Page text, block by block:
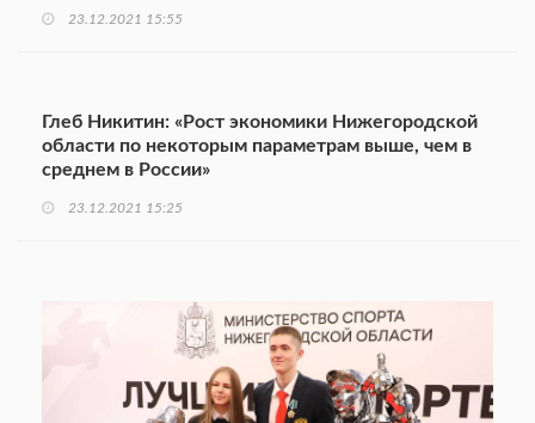
23.12.2021 15:55
Глеб Никитин: «Рост экономики Нижегородской
области по некоторым параметрам выше, чем в
среднем в России»
23.12.2021 15:25